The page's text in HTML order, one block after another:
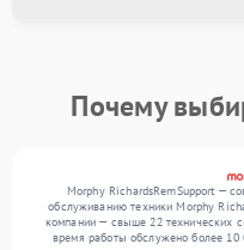
Почему
Morphy RichardsRemSupport —
обслуживанию техники Morphy
компании — свыше 22 технических
время работы обслужено более